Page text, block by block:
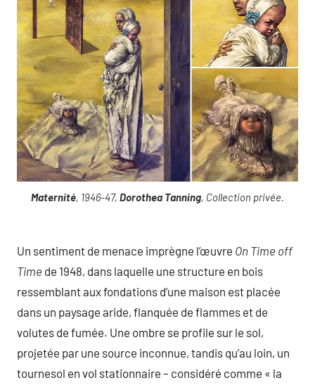
Maternité, 1946-47, Dorothea Tanning, Collection privée.
Un sentiment de menace imprègne l’œuvre On Time off
Time de 1948, dans laquelle une structure en bois
ressemblant aux fondations d’une maison est placée
dans un paysage aride, flanquée de flammes et de
volutes de fumée. Une ombre se profile sur le sol,
projetée par une source inconnue, tandis qu’au loin, un
tournesol en vol stationnaire – considéré comme « la